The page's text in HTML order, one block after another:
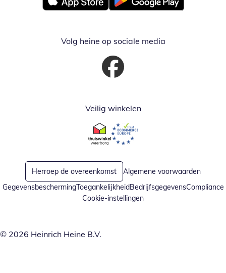
Opent in nieuw vensterOpent in nieuw venster
Volg heine op sociale media
Opent in nieuw venster
Veilig winkelen
Opent in nieuw venster
Opent in nieuw venster
Herroep de overeenkomst
Algemene voorwaarden
GegevensbeschermingToegankelijkheidBedrijfsgegevensCompliance
Cookie-instellingen
© 2026 Heinrich Heine B.V.